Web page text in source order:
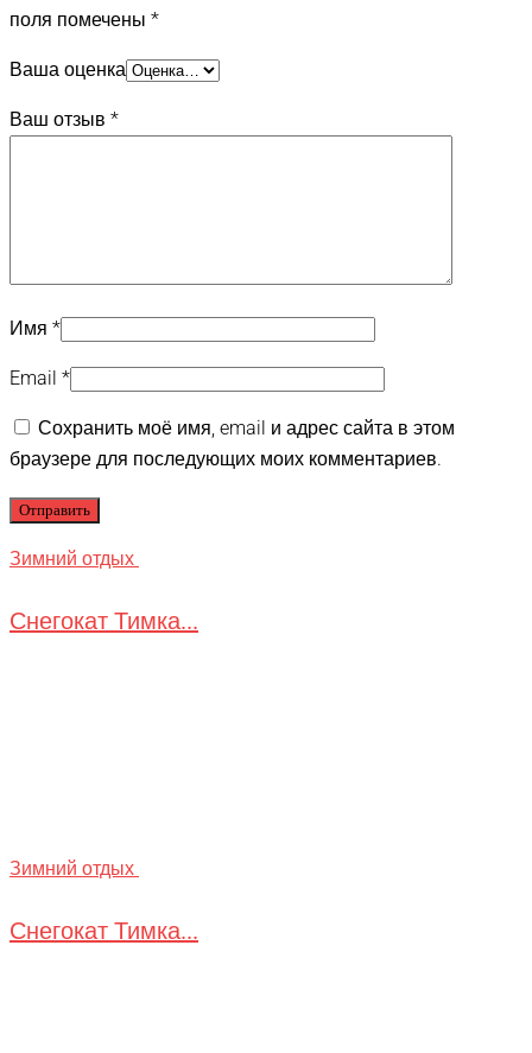
поля помечены *
Ваша оценка
Ваш отзыв *
Имя *
Email *
Сохранить моё имя, email и адрес сайта в этом
браузере для последующих моих комментариев.
Зимний отдых
Снегокат Тимка...
Зимний отдых
Снегокат Тимка...